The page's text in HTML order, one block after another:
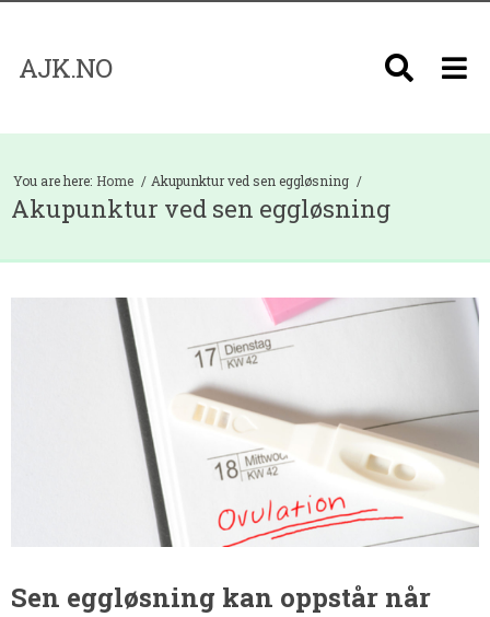
AJK.NO
You are here: Home Akupunktur ved sen eggløsning
Akupunktur ved sen eggløsning
Sen eggløsning kan oppstår når